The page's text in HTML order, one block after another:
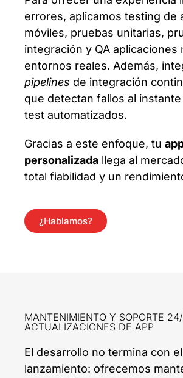
errores, aplicamos testing de
móviles, pruebas unitarias,
integración y QA aplicaciones
entornos reales. Además,
pipelines de integración
que detectan fallos al
test automatizados.
Gracias a este enfoque, tu
personalizada llega al
total fiabilidad y un
¿Hablamos?
MANTENIMIENTO Y SOPORTE
ACTUALIZACIONES DE APP
El desarrollo no termina con el
lanzamiento: ofrecemos